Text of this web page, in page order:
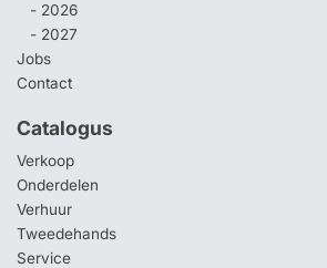
- 2026
- 2027
Jobs
Contact
Catalogus
Verkoop
Onderdelen
Verhuur
Tweedehands
Service